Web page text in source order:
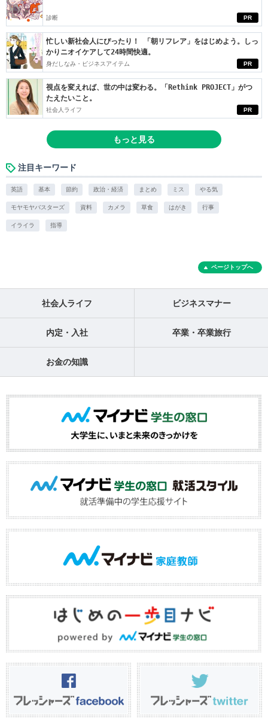
PR
診断
PR
忙しい新社会人にぴったり！ 「朝リフレア」をはじめよう。しっ
かりニオイケアして24時間快適。
身だしなみ・ビジネスアイテム
PR
視点を変えれば、世の中は変わる。「Rethink PROJECT」がつ
たえたいこと。
社会人ライフ
もっと見る
注目キーワード
英語 基本 節約 政治・経済 まとめ ミス やる気
モヤモヤバスターズ 資料 カメラ 草食 はがき 行事
イライラ 指導
ページトップへ
社会人ライフ ビジネスマナー
内定・入社 卒業・卒業旅行
お金の知識